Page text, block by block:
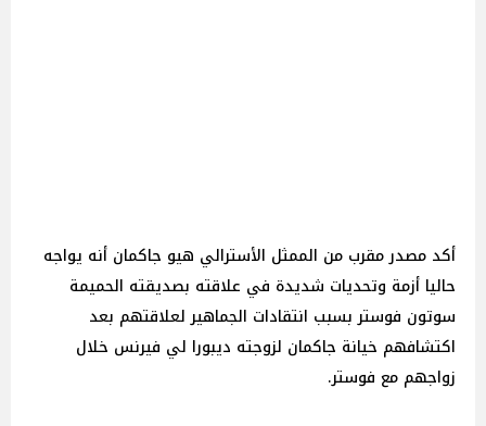
أكد مصدر مقرب من الممثل الأسترالي هيو جاكمان أنه يواجه
حاليا أزمة وتحديات شديدة في علاقته بصديقته الحميمة
سوتون فوستر بسبب انتقادات الجماهير لعلاقتهم بعد
اكتشافهم خيانة جاكمان لزوجته ديبورا لي فيرنس خلال
زواجهم مع فوستر.